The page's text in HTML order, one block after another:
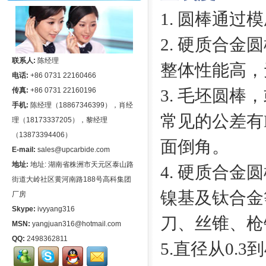
联系人: 陈经理
电话: +86 0731 22160466
传真: +86 0731 22160196
手机: 陈经理（18867346399），肖经
理（18173337205），黎经理
（13873394406）
E-mail: sales@upcarbide.com
地址: 地址: 湖南省株洲市天元区泰山路
街道大岭社区黄河南路188号高科集团
厂房
Skype: ivyyang316
MSN: yangjuan316@hotmail.com
QQ: 2498362811
1 . 圆棒通过
2. 硬质合金
整体性能高
3. 毛坯圆棒
常见的公差
面倒角。
4. 硬质合金
镍基及钛合
刀、丝锥、
5.直径从0.3